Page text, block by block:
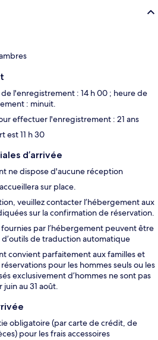
l'enregistrement : 14 h 00 ; heure de
: minuit.
effectuer l'enregistrement : 21 ans
est 11 h 30
d’arrivée
ne dispose d'aucune réception
sur place.
veuillez contacter l’hébergement aux
sur la confirmation de réservation.
fournies par l’hébergement peuvent être
d’outils de traduction automatique
convient parfaitement aux familles et
pour les hommes seuls ou les
exclusivement d’hommes ne sont pas
juin au 31 août.
obligatoire (par carte de crédit, de
pour les frais accessoires